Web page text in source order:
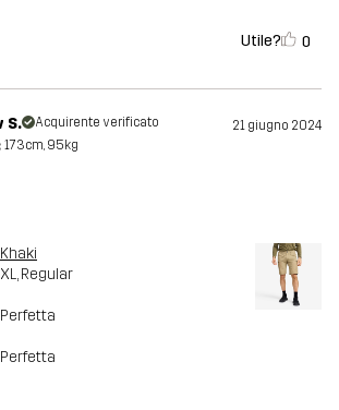
Utile? 0
S. Acquirente verificato 21 giugno 2024
173cm, 95kg
Khaki
XL, Regular
Perfetta
Perfetta